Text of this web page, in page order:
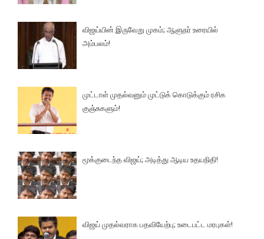
விஜய்யின் இருவேறு முகம்; ஆளுநர் உரையில்
அம்பலம்!
முட்டாள் முதல்வனும் முட்டுக் கொடுக்கும் ரசிக
குஞ்சுகளும்!
மூக்குடைந்த விஜய்; அடித்து ஆடிய உதயநிதி!
விஜய் முதல்வராக பதவியேற்பு; உடைபட்ட மரபுகள்!